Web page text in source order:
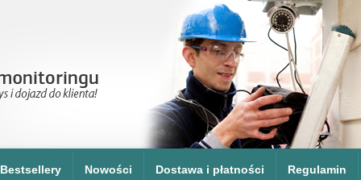
Bestsellery Nowości Dostawa i płatności Regulamin